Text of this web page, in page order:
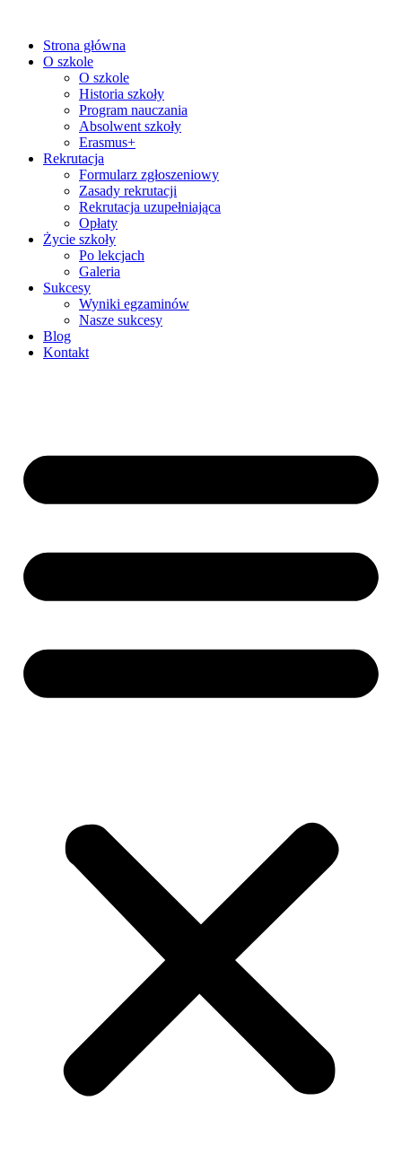
Strona główna
O szkole
O szkole
Historia szkoły
Program nauczania
Absolwent szkoły
Erasmus+
Rekrutacja
Formularz zgłoszeniowy
Zasady rekrutacji
Rekrutacja uzupełniająca
Opłaty
Życie szkoły
Po lekcjach
Galeria
Sukcesy
Wyniki egzaminów
Nasze sukcesy
Blog
Kontakt